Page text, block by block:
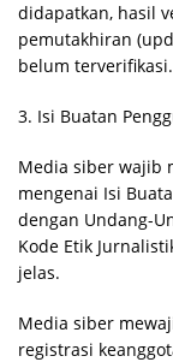
didapatkan, hasil
pemutakhiran
belum terverifikasi.
3. Isi Buatan
Media siber wajib
mengenai Isi
dengan Undang-
Kode Etik
jelas.
Media siber
registrasi